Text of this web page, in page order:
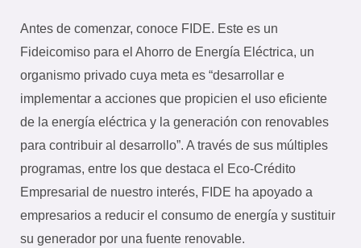
Antes de comenzar, conoce FIDE. Este es un
Fideicomiso para el Ahorro de Energía Eléctrica, un
organismo privado cuya meta es “desarrollar e
implementar a acciones que propicien el uso eficiente
de la energía eléctrica y la generación con renovables
para contribuir al desarrollo”. A través de sus múltiples
programas, entre los que destaca el Eco-Crédito
Empresarial de nuestro interés, FIDE ha apoyado a
empresarios a reducir el consumo de energía y sustituir
su generador por una fuente renovable.